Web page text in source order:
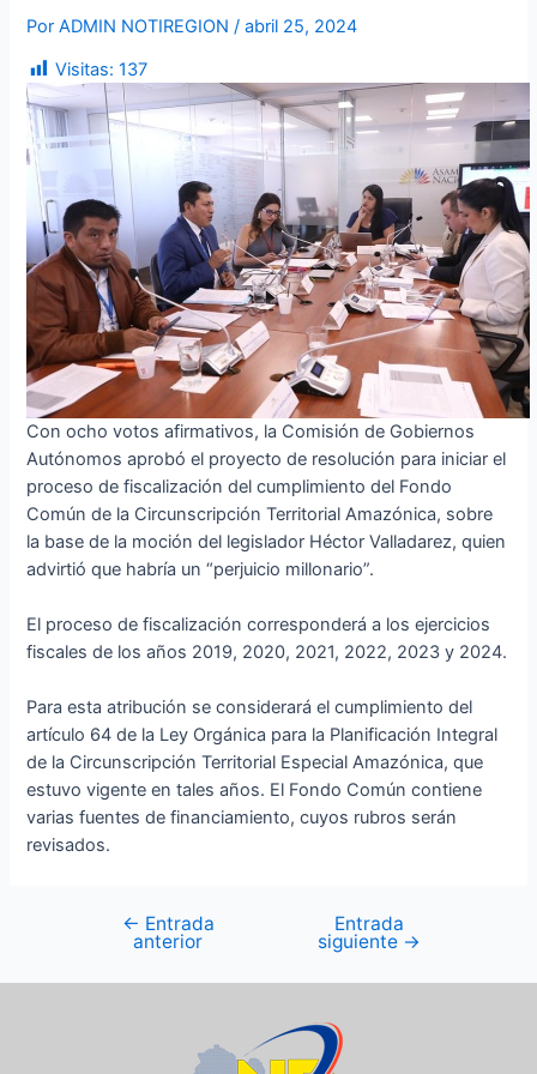
PorADMIN NOTIREGION/abril 25, 2024
Visitas: 137
Con ocho votos afirmativos, la Comisión de Gobiernos
Autónomos aprobó el proyecto de resolución para iniciar el
proceso de fiscalización del cumplimiento del Fondo
Común de la Circunscripción Territorial Amazónica, sobre
la base de la moción del legislador Héctor Valladarez, quien
advirtió que habría un “perjuicio millonario”.
El proceso de fiscalización corresponderá a los ejercicios
fiscales de los años 2019, 2020, 2021, 2022, 2023 y 2024.
Para esta atribución se considerará el cumplimiento del
artículo 64 de la Ley Orgánica para la Planificación Integral
de la Circunscripción Territorial Especial Amazónica, que
estuvo vigente en tales años. El Fondo Común contiene
varias fuentes de financiamiento, cuyos rubros serán
revisados.
← Entrada
anterior
Entrada
siguiente →